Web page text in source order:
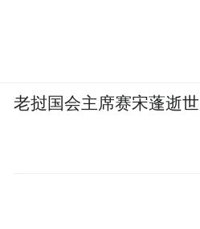
老挝国会主席赛宋蓬逝世